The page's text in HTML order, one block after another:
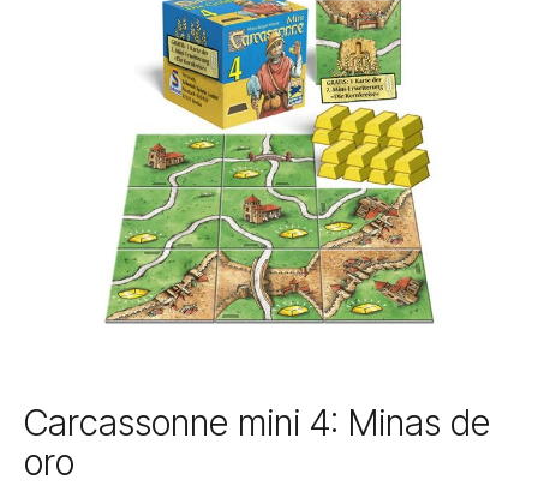
Saltar
al
comienzo
Carcassonne mini 4: Minas de
oro